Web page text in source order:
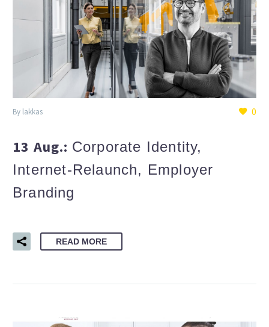
0
By lakkas
13 Aug.: Corporate Identity,
Internet-Relaunch, Employer
Branding
READ MORE